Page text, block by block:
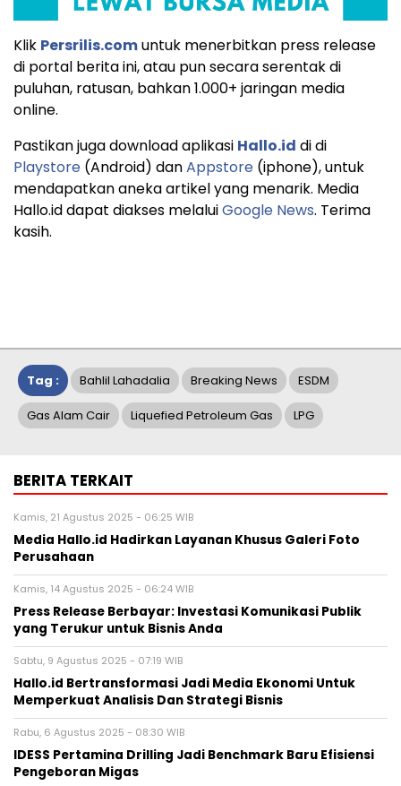
Klik Persrilis.comuntuk menerbitkan press release
di portal berita ini, atau pun secara serentak di
puluhan, ratusan, bahkan 1.000+ jaringan media
online.
Pastikan juga download aplikasi Hallo.id di di
Playstore (Android) danAppstore (iphone), untuk
mendapatkan aneka artikel yang menarik. Media
Hallo.id dapat diakses melaluiGoogle News. Terima
kasih.
Tag : Bahlil Lahadalia Breaking News ESDM
Gas Alam Cair Liquefied Petroleum Gas LPG
BERITA TERKAIT
Kamis, 21 Agustus 2025 - 06:25 WIB
Media Hallo.id Hadirkan Layanan Khusus Galeri Foto
Perusahaan
Kamis, 14 Agustus 2025 - 06:24 WIB
Press Release Berbayar: Investasi Komunikasi Publik
yang Terukur untuk Bisnis Anda
Sabtu, 9 Agustus 2025 - 07:19 WIB
Hallo.id Bertransformasi Jadi Media Ekonomi Untuk
Memperkuat Analisis Dan Strategi Bisnis
Rabu, 6 Agustus 2025 - 08:30 WIB
IDESS Pertamina Drilling Jadi Benchmark Baru Efisiensi
Pengeboran Migas